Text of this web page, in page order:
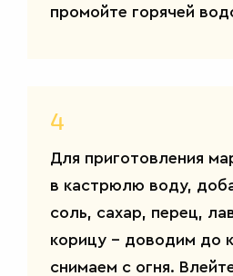
САЛАТЫ
промойте горячей
4
Для приготовления
в кастрюлю воду,
соль, сахар, перец,
корицу – доводим до
снимаем с огня.